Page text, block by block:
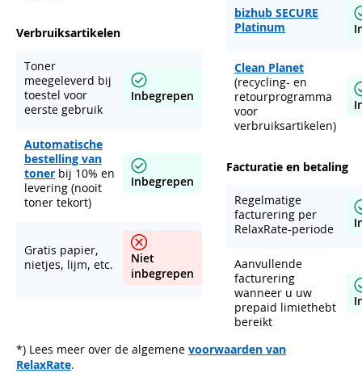
Verbruiksartikelen
Toner
meegeleverd bij
toestel voor
eerste gebruik
Inbegrepen
Automatische
bestelling van
toner bij 10% en
levering (nooit
toner tekort)
Inbegrepen
Gratis papier,
nietjes, lijm, etc.
Niet
inbegrepen
bizhub SECURE
Platinum
Clean Planet
(recycling- en
retourprogramma
voor
verbruiksartikelen)
Facturatie en betaling
Regelmatige
facturering per
RelaxRate-periode
Aanvullende
facturering
wanneer u uw
prepaid limiethebt
bereikt
*) Lees meer over de algemene voorwaarden van
RelaxRate.